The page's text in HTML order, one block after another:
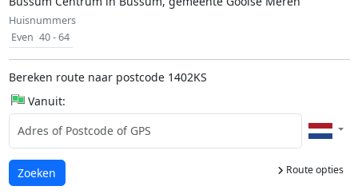
Huisnummers
Even 40 - 64
Bereken route naar postcode 1402KS
Vanuit:
Route opties
Laden...
Zoeken